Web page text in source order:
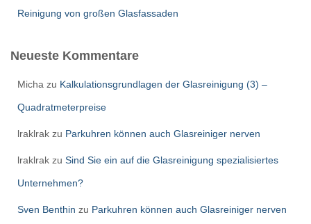
Reinigung von großen Glasfassaden
Neueste Kommentare
Micha zu Kalkulationsgrundlagen der Glasreinigung (3) –
Quadratmeterpreise
lraklrak zu Parkuhren können auch Glasreiniger nerven
lraklrak zu Sind Sie ein auf die Glasreinigung spezialisiertes
Unternehmen?
Sven Benthin zu Parkuhren können auch Glasreiniger nerven